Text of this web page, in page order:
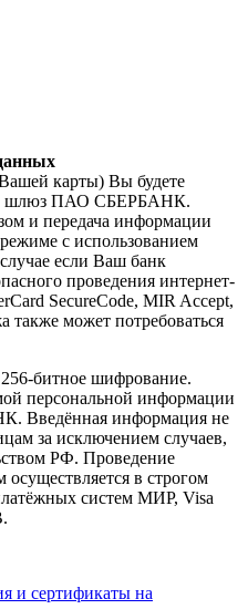
карты) Вы будете
шлюз ПАО СБЕРБАНК.
и передача информации
с использованием
если Ваш банк
проведения интернет-
SecureCode, MIR Accept,
также может потребоваться
битное шифрование.
персональной информации
Введённая информация не
за исключением случаев,
РФ. Проведение
в строгом
систем МИР, Visa
и сертификаты на